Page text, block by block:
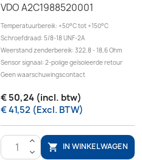
VDO A2C1988520001
Temperatuurbereik: +50°C tot +150°C
Schroefdraad: 5/8-18 UNF-2A
Weerstand zenderbereik: 322.8 - 18,6 Ohm
Sensor signaal: 2-polige geïsoleerde retour
Geen waarschuwingscontact
€ 50,24 (incl. btw)
€ 41,52 (Excl. BTW)
>
<
 IN WINKELWAGEN